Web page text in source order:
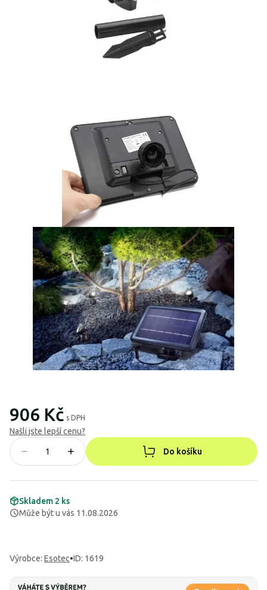
906 Kč s DPH
Našli jste lepší cenu?
Do košíku
Skladem 2 ks
Může být u vás 11.08.2026
Výrobce: Esotec•ID: 1619